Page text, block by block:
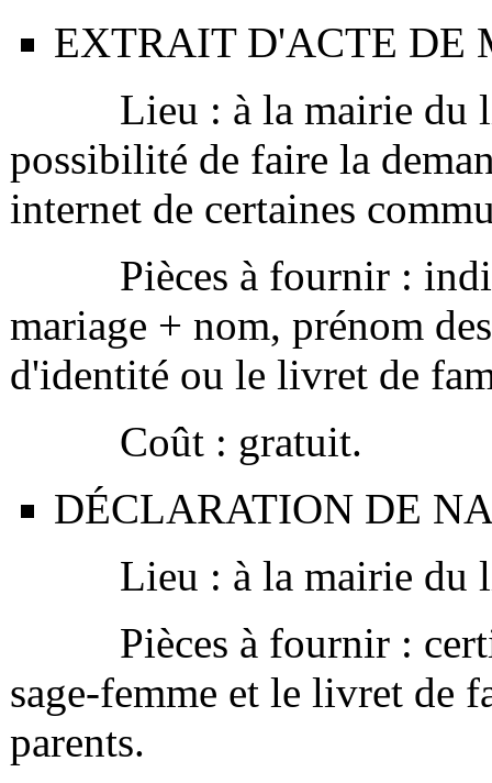
EXTRAIT D'ACTE DE
Lieu : à la mairie du
possibilité de faire la
internet de certaines
Pièces à fournir :
mariage + nom, prénom
d'identité ou le livret de
Coût : gratuit.
DÉCLARATION DE
Lieu : à la mairie du
Pièces à fournir :
sage-femme et le livret de
parents.